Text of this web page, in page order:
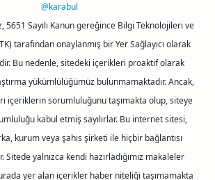
@karabul
5651 Sayılı Kanun gereğince Bilgi Teknolojileri ve
tarafından onaylanmış bir Yer Sağlayıcı olarak
Bu nedenle, sitedeki içerikleri proaktif olarak
yükümlülüğümüz bulunmamaktadır. Ancak,
içeriklerin sorumluluğunu taşımakta olup, siteye
kabul etmiş sayılırlar. Bu internet sitesi,
kurum veya şahıs şirketi ile hiçbir bağlantısı
Sitede yalnızca kendi hazırladığımız makaleler
yer alan içerikler haber niteliği taşımamakta